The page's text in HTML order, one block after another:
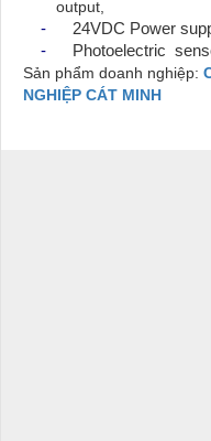
output,
-
24VDC Power
-
Photoelectric
Sản phẩm doanh nghiệp:
NGHIỆP CÁT MINH